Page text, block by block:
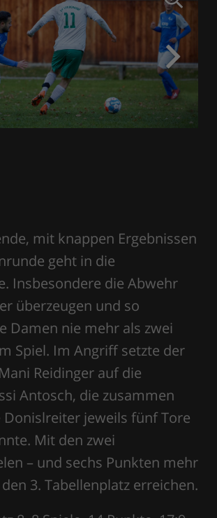
mit knappen Ergebnissen
geht in die
Insbesondere die Abwehr
überzeugen und so
Damen nie mehr als zwei
Spiel. Im Angriff setzte der
Reidinger auf die
Antosch, die zusammen
jeweils fünf Tore
Mit den zwei
– und sechs Punkten mehr
3. Tabellenplatz erreichen.